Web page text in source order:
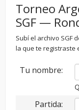
Torneo
SGF —
Subí el archivo SGF
la que te registraste
Tu nombre:
Partida: